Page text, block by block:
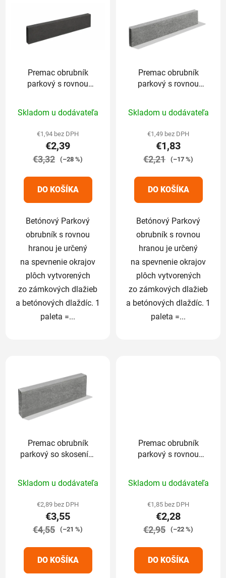
Premac obrubník
parkový s rovnou
hodnotenie
produktu
je
5,0
5
hviezdičiek.
Skladom u dodávateľa
€1,94 bez DPH
€2,39
€3,32 (–28 %)
DO KOŠÍKA
Betónový Parkový
obrubník s rovnou
hranou je určený
na spevnenie okrajov
plôch vytvorených
zo zámkových dlažieb
a betónových dlaždíc. 1
paleta =...
Premac obrubník
parkový s rovnou
hodnotenie
produktu
je
5,0
5
hviezdičiek.
Skladom u dodávateľa
€1,49 bez DPH
€1,83
€2,21 (–17 %)
DO KOŠÍKA
Betónový Parkový
obrubník s rovnou
hranou je určený
na spevnenie okrajov
plôch vytvorených
zo zámkových dlažieb
a betónových dlaždíc. 1
paleta =...
Premac obrubník
parkový so skosením
hodnotenie
produktu
je
5,0
5
hviezdičiek.
Skladom u dodávateľa
€2,89 bez DPH
€3,55
€4,55 (–21 %)
DO KOŠÍKA
Premac obrubník
parkový s rovnou
Skladom u dodávateľa
€1,85 bez DPH
€2,28
€2,95 (–22 %)
DO KOŠÍKA